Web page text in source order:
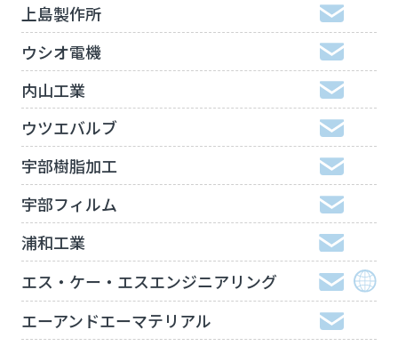
上島製作所
ウシオ電機
内山工業
ウツエバルブ
宇部樹脂加工
宇部フィルム
浦和工業
エス・ケー・エスエンジニアリング
エーアンドエーマテリアル